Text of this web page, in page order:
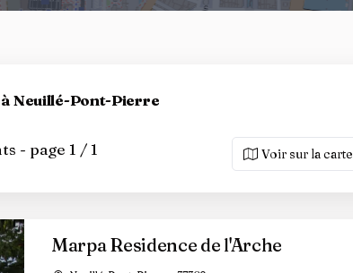
Neuillé-Pont-Pierre
- page 1 / 1 Voir sur la carte
Marpa Residence de l'Arche